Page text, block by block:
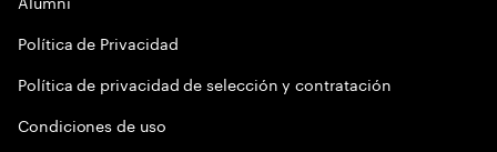
Política de Privacidad
Política de privacidad de selección y contratación
Condiciones de uso